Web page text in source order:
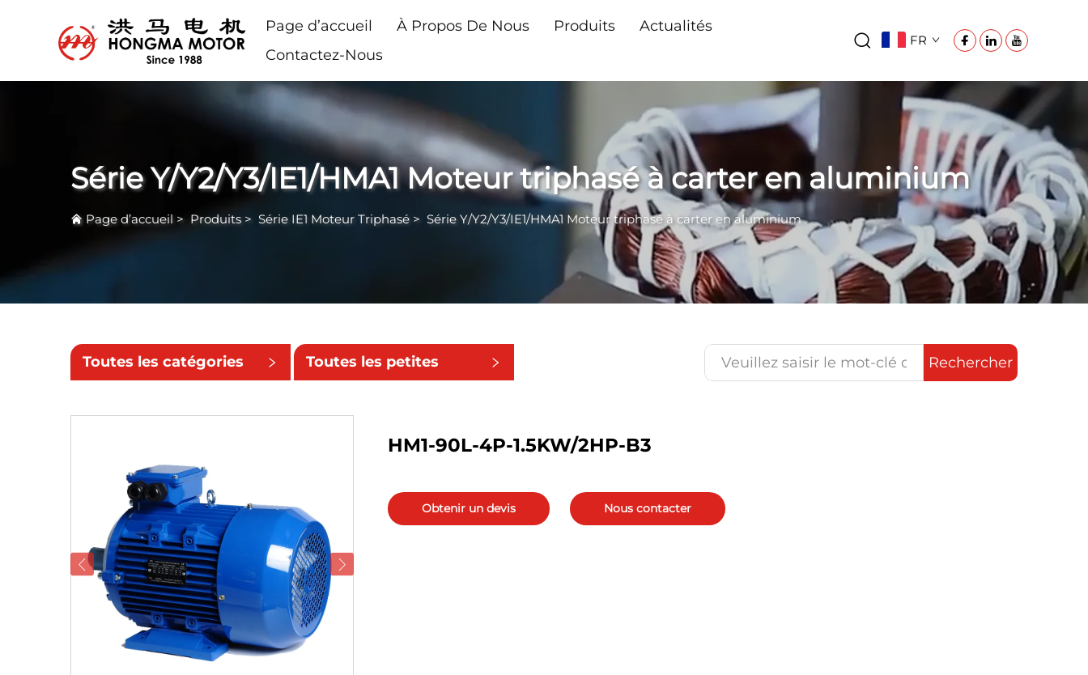
Page d’accueil À Propos De Nous Produits
Actualités
Contactez-Nous
FR
Série Y/Y2/Y3/IE1/HMA1 Moteur triphasé à carter en aluminium
Page d’accueil> Produits > Série IE1 Moteur Triphasé > Série Y/Y2/Y3/IE1/HMA1 Moteur triphasé à carter en aluminium
Toutes les catégories Toutes les petites Rechercher
HM1-90L-4P-1.5KW/2HP-B3
Obtenir un devis Nous contacter